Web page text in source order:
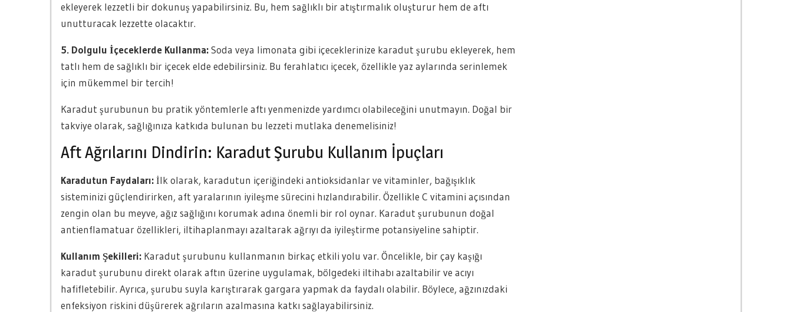
ekleyerek lezzetli bir dokunuş yapabilirsiniz. Bu, hem sağlıklı bir atıştırmalık oluşturur hem de aftı
unutturacak lezzette olacaktır.
5. Dolgulu İçeceklerde Kullanma:Soda veya limonata gibi içeceklerinize karadut şurubu ekleyerek, hem
tatlı hem de sağlıklı bir içecek elde edebilirsiniz. Bu ferahlatıcı içecek, özellikle yaz aylarında serinlemek
için mükemmel bir tercih!
Karadut şurubunun bu pratik yöntemlerle aftı yenmenizde yardımcı olabileceğini unutmayın. Doğal bir
takviye olarak, sağlığınıza katkıda bulunan bu lezzeti mutlaka denemelisiniz!
Aft Ağrılarını Dindirin: Karadut Şurubu Kullanım İpuçları
Karadutun Faydaları:İlk olarak, karadutun içeriğindeki antioksidanlar ve vitaminler, bağışıklık
sisteminizi güçlendirirken, aft yaralarının iyileşme sürecini hızlandırabilir. Özellikle C vitamini açısından
zengin olan bu meyve, ağız sağlığını korumak adına önemli bir rol oynar. Karadut şurubunun doğal
antienflamatuar özellikleri, iltihaplanmayı azaltarak ağrıyı da iyileştirme potansiyeline sahiptir.
Kullanım Şekilleri: Karadut şurubunu kullanmanın birkaç etkili yolu var. Öncelikle, bir çay kaşığı
karadut şurubunu direkt olarak aftın üzerine uygulamak, bölgedeki iltihabı azaltabilir ve acıyı
hafifletebilir. Ayrıca, şurubu suyla karıştırarak gargara yapmak da faydalı olabilir. Böylece, ağzınızdaki
enfeksiyon riskini düşürerek ağrıların azalmasına katkı sağlayabilirsiniz.